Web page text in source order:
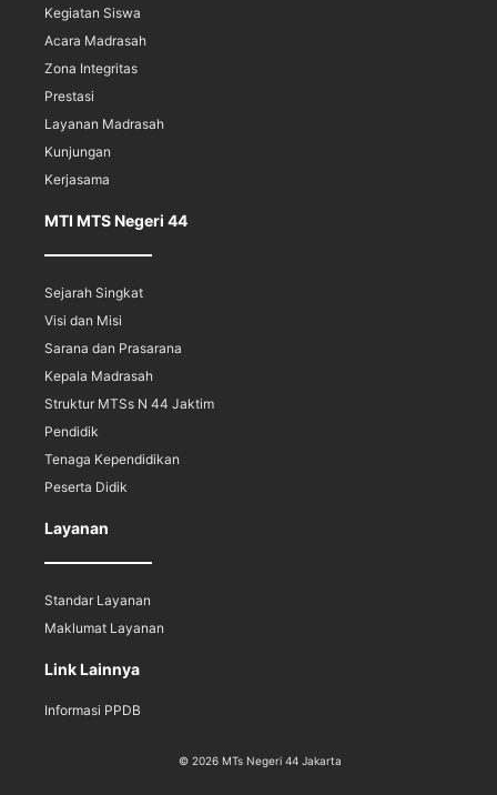
Kegiatan Siswa
Acara Madrasah
Zona Integritas
Prestasi
Layanan Madrasah
Kunjungan
Kerjasama
MTI MTS Negeri 44
Sejarah Singkat
Visi dan Misi
Sarana dan Prasarana
Kepala Madrasah
Struktur MTSs N 44 Jaktim
Pendidik
Tenaga Kependidikan
Peserta Didik
Layanan
Standar Layanan
Maklumat Layanan
Link Lainnya
Informasi PPDB
© 2026 MTs Negeri 44 Jakarta